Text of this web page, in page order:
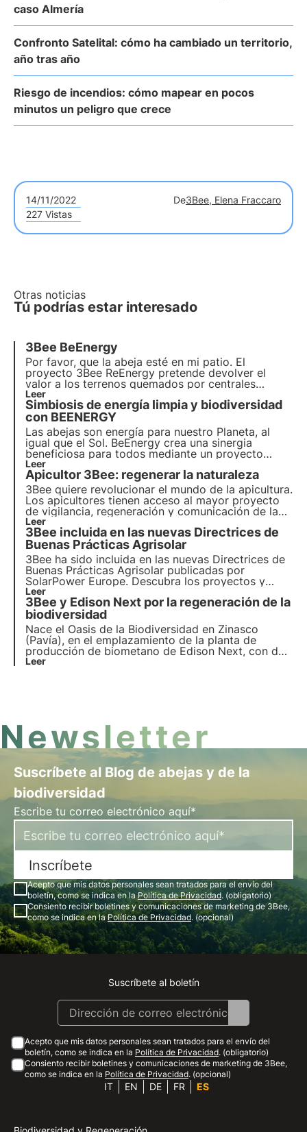
caso Almería
Confronto Satelital: cómo ha cambiado un territorio,
año tras año
Riesgo de incendios: cómo mapear en pocos
minutos un peligro que crece
14/11/2022 De3Bee, Elena Fraccaro
227 Vistas
Otras noticias
Tú podrías estar interesado
3Bee BeEnergy
Por favor, que la abeja esté en mi patio. El
proyecto 3Bee ReEnergy pretende devolver el
valor a los terrenos quemados por centrales
fotovoltaicas y eólicas. Por desgracia, el síndrome
NIMBY es la razón número uno por la que no se
invierte lo suficiente en renovables en Italia. Las
abejas y la energía fotovoltaica pueden darse
fuerza mutuamente.
Leer
Simbiosis de energía limpia y biodiversidad
con BEENERGY
Las abejas son energía para nuestro Planeta, al
igual que el Sol. BeEnergy crea una sinergia
beneficiosa para todos mediante un proyecto
local, tangible y mensurable que, a través de la
regeneración de la biodiversidad, genera un
beneficio para los actores implicados, la
comunidad local y el Medio Ambiente.
Leer
Apicultor 3Bee: regenerar la naturaleza
3Bee quiere revolucionar el mundo de la apicultura.
Los apicultores tienen acceso al mayor proyecto
de vigilancia, regeneración y comunicación de la
biodiversidad. Nuestro objetivo es crear
agricultores de la biodiversidad.
Leer
3Bee incluida en las nuevas Directrices de
Buenas Prácticas Agrisolar
3Bee ha sido incluida en las nuevas Directrices de
Buenas Prácticas Agrisolar publicadas por
SolarPower Europe. Descubra los proyectos y
servicios seleccionados como mejores prácticas
para la regeneración, protección y seguimiento de
la biodiversidad en la industria fotovoltaica.
Leer
3Bee y Edison Next por la regeneración de la
biodiversidad
Nace el Oasis de la Biodiversidad en Zinasco
(Pavía), en el emplazamiento de la planta de
producción de biometano de Edison Next, con dos
colmenas tecnológicas, siete refugios para
Leer
Newsletter
Suscríbete al Blog de abejas y de la
biodiversidad
Escribe tu correo electrónico aquí*
Inscríbete
Acepto que mis datos personales sean tratados para el envío del
boletín, como se indica en laPolítica de Privacidad. (obligatorio)
Consiento recibir boletines y comunicaciones de marketing de 3Bee,
como se indica en laPolítica de Privacidad. (opcional)
Instagram
Facebook
Linkedin
Youtube
Suscríbete al boletín
Acepto que mis datos personales sean tratados para el envío del
boletín, como se indica en la Política de Privacidad. (obligatorio)
Consiento recibir boletines y comunicaciones de marketing de 3Bee,
como se indica en la Política de Privacidad. (opcional)
IT EN DE FR ES